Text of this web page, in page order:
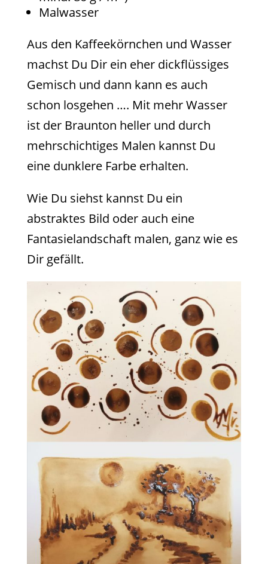
Malwasser
Aus den Kaffeekörnchen und Wasser
machst Du Dir ein eher dickflüssiges
Gemisch und dann kann es auch
schon losgehen …. Mit mehr Wasser
ist der Braunton heller und durch
mehrschichtiges Malen kannst Du
eine dunklere Farbe erhalten.
Wie Du siehst kannst Du ein
abstraktes Bild oder auch eine
Fantasielandschaft malen, ganz wie es
Dir gefällt.